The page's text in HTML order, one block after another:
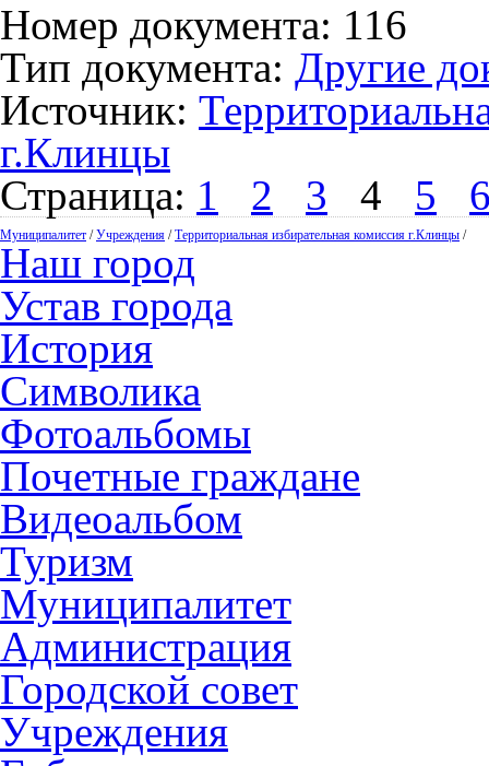
Номер документа: 116
Тип документа: Другие
Источник:
г.Клинцы
Страница: 1 2 3 4 5
Муниципалитет /Учреждения /Территориальная избирательная комиссия г.Клинцы /
Наш город
Устав города
История
Символика
Фотоальбомы
Почетные граждане
Видеоальбом
Туризм
Муниципалитет
Администрация
Городской совет
Учреждения